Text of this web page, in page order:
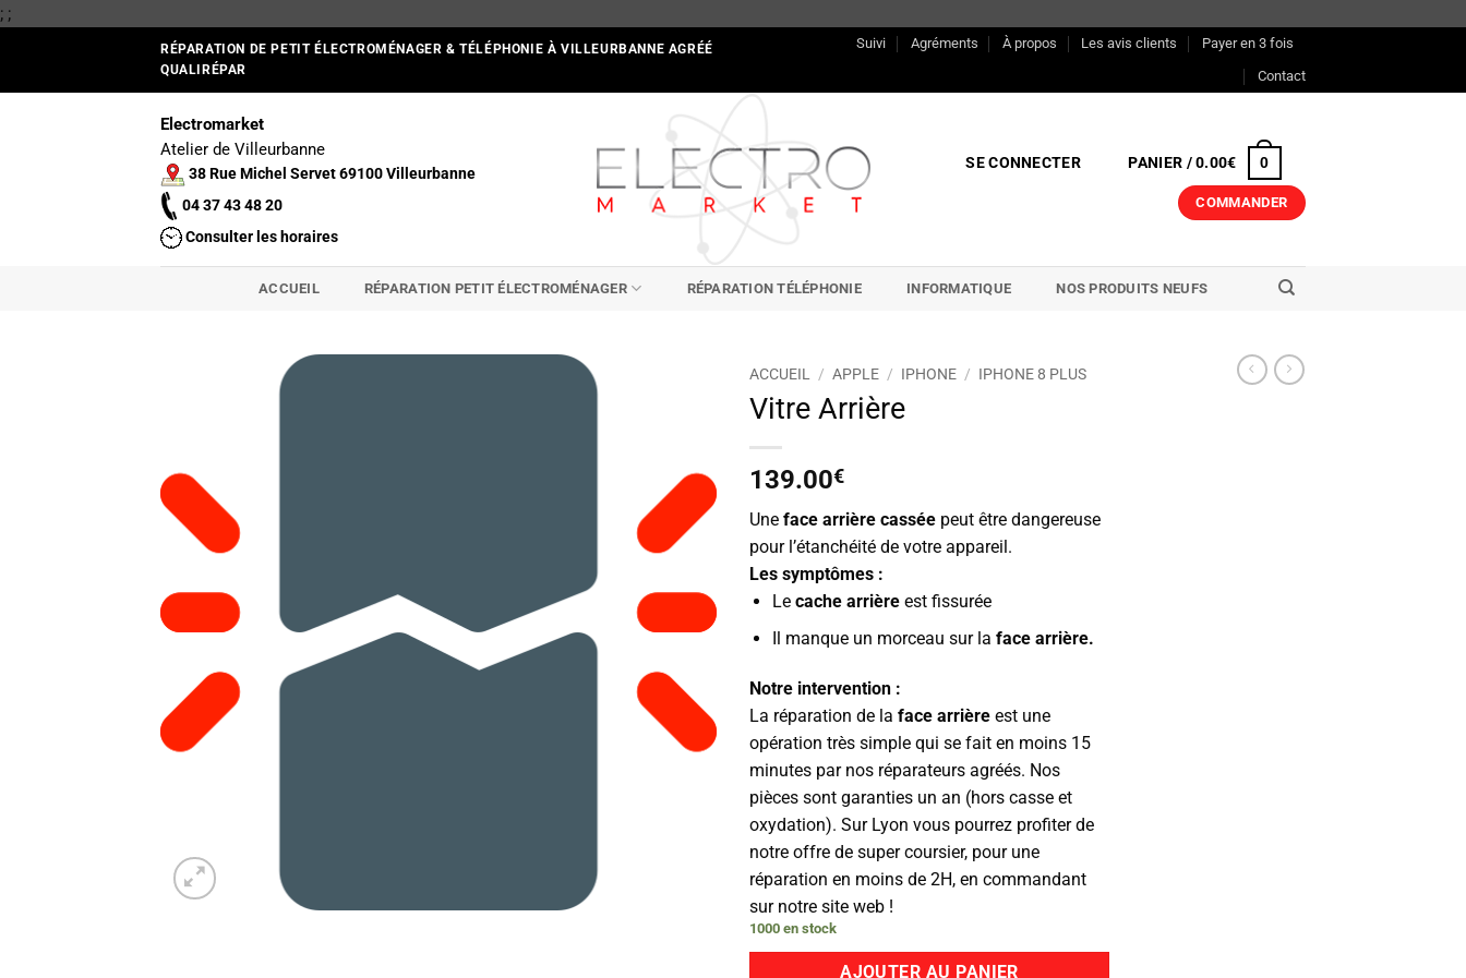
; ;Passer
RÉPARATION DE PETIT ÉLECTROMÉNAGER & TÉLÉPHONIE À VILLEURBANNE AGRÉÉ
QUALIRÉPAR
Suivi Agréments À propos Les avis clients
Payer en 3 fois
Contact
Electromarket
Atelier de Villeurbanne
38 Rue Michel Servet 69100 Villeurbanne
04 37 43 48 20
Consulter les horaires
SE CONNECTER PANIER /0.00€ 0
COMMANDER
ACCUEIL RÉPARATION PETIT ÉLECTROMÉNAGER RÉPARATION TÉLÉPHONIE INFORMATIQUE NOS PRODUITS NEUFS
ACCUEIL / APPLE / IPHONE / IPHONE 8 PLUS
Vitre Arrière
139.00€
Une face arrière cassée peut être dangereuse
pour l’étanchéité de votre appareil.
Les symptômes :
Le cache arrièreest fissurée
Il manque un morceau sur la face arrière.
Notre intervention :
La réparation de la face arrière est une
opération très simple qui se fait en moins 15
minutes par nos réparateurs agréés. Nos
pièces sont garanties un an (hors casse et
oxydation). Sur Lyon vous pourrez profiter de
notre offre de super coursier, pour une
réparation en moins de 2H, en commandant
sur notre site web !
1000 en stock
AJOUTER AU PANIER